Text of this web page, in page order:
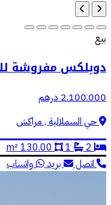
بيع
دوبلكس مفروشة
2.100.000 درهم
حي السملالية , مراكش
2
1
130.00 m²
اتصل
بريد واتساب